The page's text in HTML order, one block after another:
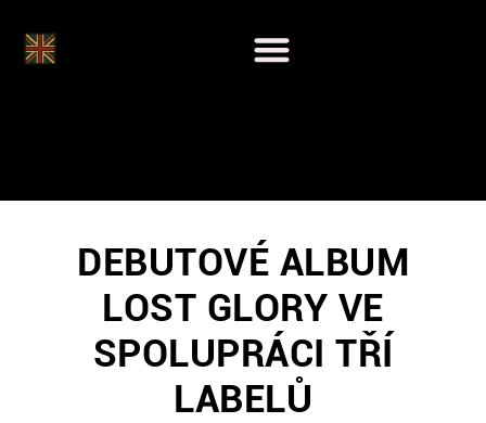
DEBUTOVÉ ALBUM
LOST GLORY VE
SPOLUPRÁCI TŘÍ
LABELŮ